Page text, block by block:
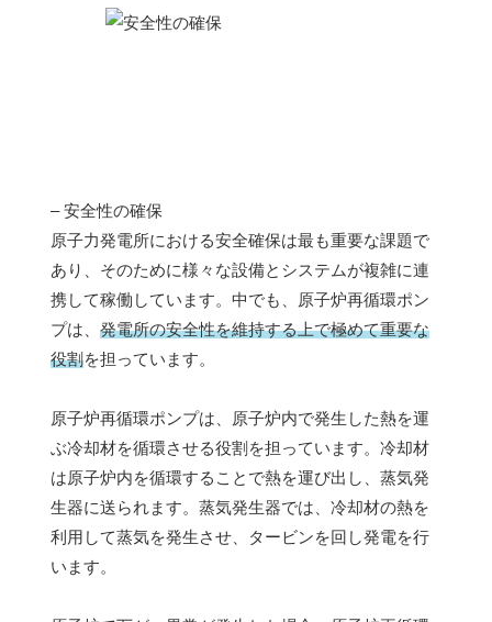
– 安全性の確保
原子力発電所における安全確保は最も重要な課題で
あり、そのために様々な設備とシステムが複雑に連
携して稼働しています。中でも、原子炉再循環ポン
プは、 発電所の安全性を維持する上で極めて重要な
役割を担っています。
原子炉再循環ポンプは、原子炉内で発生した熱を運
ぶ冷却材を循環させる役割を担っています。冷却材
は原子炉内を循環することで熱を運び出し、蒸気発
生器に送られます。蒸気発生器では、冷却材の熱を
利用して蒸気を発生させ、タービンを回し発電を行
います。